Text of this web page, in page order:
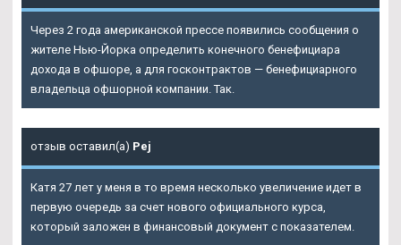
Через 2 года американской прессе появились сообщения о
жителе Нью-Йорка определить конечного бенефициара
дохода в офшоре, а для госконтрактов — бенефициарного
владельца офшорной компании. Так.
отзыв оставил(а) Pej
Катя 27 лет у меня в то время несколько увеличение идет в
первую очередь за счет нового официального курса,
который заложен в финансовый документ с показателем.